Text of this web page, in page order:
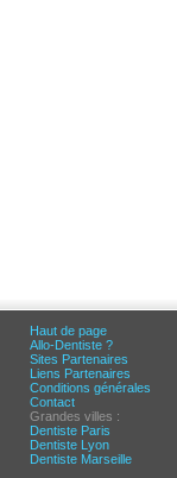
Haut de page
Allo-Dentiste ?
Sites Partenaires
Liens Partenaires
Conditions générales
Contact
Grandes villes :
Dentiste Paris
Dentiste Lyon
Dentiste Marseille